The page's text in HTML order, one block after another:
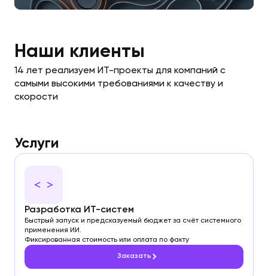
Наши клиенты
14 лет реализуем ИТ-проекты для компаний с
самыми высокими требованиями к качеству и
скорости
Услуги
Разработка ИТ-систем
Быстрый запуск и предсказуемый бюджет за счёт системного
применения ИИ.
Фиксированная стоимость или оплата по факту
Заказать